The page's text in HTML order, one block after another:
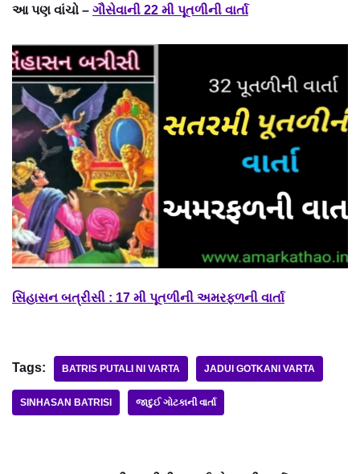
આ પણ વાંચો – ગૌસેવાની 22 મી પૂતળીની વાર્તા
સિંહાસન બત્રીસી : 17 મી પૂતળીની અમરફળની વાર્તા
Tags: BATRIS PUTALI NI VARTA JADUI GOTKANI VARTA
SINHASAN BATRISI જાદુઈ ગોટકાની વાર્તા